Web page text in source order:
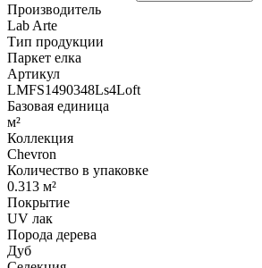
Производитель
Lab Arte
Тип продукции
Паркет елка
Артикул
LMFS1490348Ls4Loft
Базовая единица
м²
Коллекция
Chevron
Количество в упаковке
0.313 м²
Покрытие
UV лак
Порода дерева
Дуб